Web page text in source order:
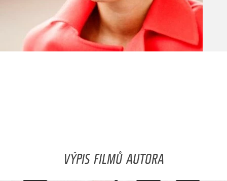
VÝPIS FILMŮ AUTORA